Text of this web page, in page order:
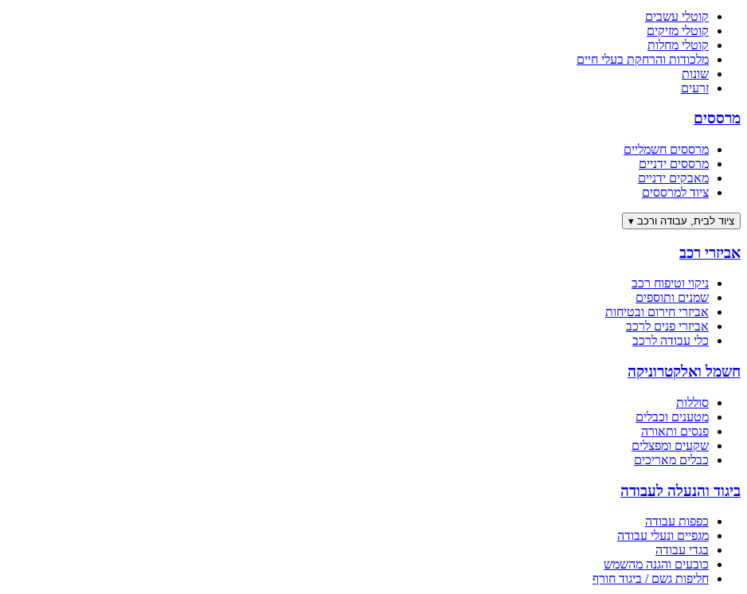
קוטלי עשבים
קוטלי מזיקים
קוטלי מחלות
מלכודות והרחקת בעלי חיים
שונות
זרעים
מרססים
מרססים חשמליים
מרססים ידניים
מאבקים ידניים
ציוד למרססים
ציוד לבית, עבודה ורכב ▾
אביזרי רכב
ניקוי וטיפוח רכב
שמנים ותוספים
אביזרי חירום ובטיחות
אביזרי פנים לרכב
כלי עבודה לרכב
חשמל ואלקטרוניקה
סוללות
מטענים וכבלים
פנסים ותאורה
שקעים ומפצלים
כבלים מאריכים
ביגוד והנעלה לעבודה
כפפות עבודה
מגפיים ונעלי עבודה
בגדי עבודה
כובעים והגנה מהשמש
חליפות גשם / ביגוד חורף